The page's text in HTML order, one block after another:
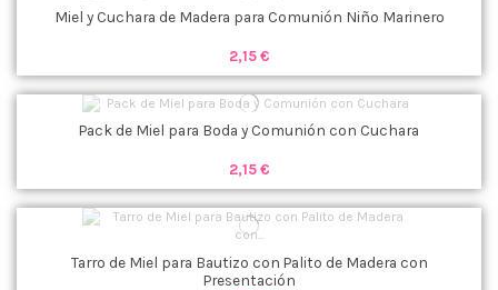
Miel y Cuchara de Madera para Comunión Niño Marinero
2,15 €
Pack de Miel para Boda y Comunión con Cuchara
2,15 €
Tarro de Miel para Bautizo con Palito de Madera con
Presentación